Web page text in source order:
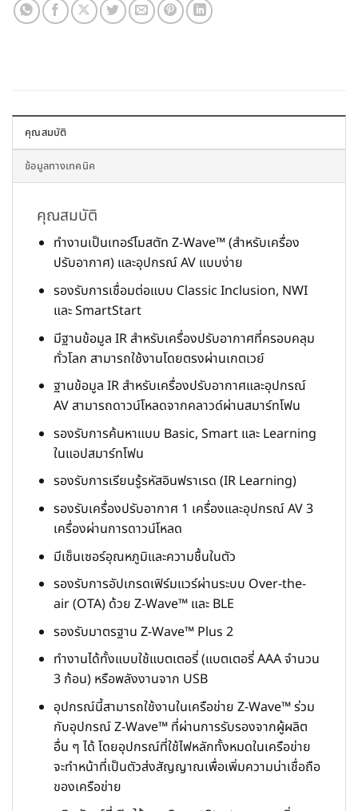
คุณสมบัติ
ข้อมูลทางเทคนิค
คุณสมบัติ
ทำงานเป็นเทอร์โมสตัท Z-Wave™ (สำหรับเครื่อง
ปรับอากาศ) และอุปกรณ์ AV แบบง่าย
รองรับการเชื่อมต่อแบบ Classic Inclusion, NWI
และ SmartStart
มีฐานข้อมูล IR สำหรับเครื่องปรับอากาศที่ครอบคลุม
ทั่วโลก สามารถใช้งานโดยตรงผ่านเกตเวย์
ฐานข้อมูล IR สำหรับเครื่องปรับอากาศและอุปกรณ์
AV สามารถดาวน์โหลดจากคลาวด์ผ่านสมาร์ทโฟน
รองรับการค้นหาแบบ Basic, Smart และ Learning
ในแอปสมาร์ทโฟน
รองรับการเรียนรู้รหัสอินฟราเรด (IR Learning)
รองรับเครื่องปรับอากาศ 1 เครื่องและอุปกรณ์ AV 3
เครื่องผ่านการดาวน์โหลด
มีเซ็นเซอร์อุณหภูมิและความชื้นในตัว
รองรับการอัปเกรดเฟิร์มแวร์ผ่านระบบ Over-the-
air (OTA) ด้วย Z-Wave™ และ BLE
รองรับมาตรฐาน Z-Wave™ Plus 2
ทำงานได้ทั้งแบบใช้แบตเตอรี่ (แบตเตอรี่ AAA จำนวน
3 ก้อน) หรือพลังงานจาก USB
อุปกรณ์นี้สามารถใช้งานในเครือข่าย Z-Wave™ ร่วม
กับอุปกรณ์ Z-Wave™ ที่ผ่านการรับรองจากผู้ผลิต
อื่น ๆ ได้ โดยอุปกรณ์ที่ใช้ไฟหลักทั้งหมดในเครือข่าย
จะทำหน้าที่เป็นตัวส่งสัญญาณเพื่อเพิ่มความน่าเชื่อถือ
ของเครือข่าย